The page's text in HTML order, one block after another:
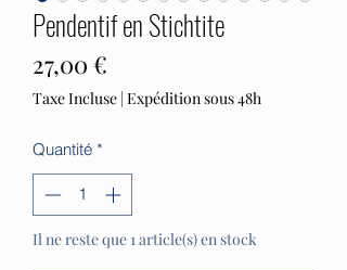
Pendentif en Stichtite
27,00 €
Taxe Incluse | Expédition sous 48h
Quantité *
Il ne reste que 1 article(s) en stock